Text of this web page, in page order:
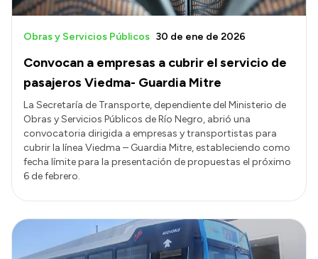
Convocan a empresas a cubrir el servicio de
pasajeros Viedma- Guardia Mitre
Obras y Servicios Públicos 30 de ene de 2026
La Secretaría de Transporte, dependiente del Ministerio de
Obras y Servicios Públicos de Río Negro, abrió una
convocatoria dirigida a empresas y transportistas para
cubrir la línea Viedma – Guardia Mitre, estableciendo como
fecha límite para la presentación de propuestas el próximo
6 de febrero.